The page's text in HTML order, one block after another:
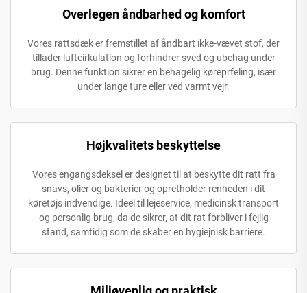
Overlegen åndbarhed og komfort
Vores rattsdæk er fremstillet af åndbart ikke-vævet stof, der
tillader luftcirkulation og forhindrer sved og ubehag under
brug. Denne funktion sikrer en behagelig køreprfeling, især
under lange ture eller ved varmt vejr.
Højkvalitets beskyttelse
Vores engangsdeksel er designet til at beskytte dit ratt fra
snavs, olier og bakterier og opretholder renheden i dit
køretøjs indvendige. Ideel til lejeservice, medicinsk transport
og personlig brug, da de sikrer, at dit rat forbliver i fejlig
stand, samtidig som de skaber en hygiejnisk barriere.